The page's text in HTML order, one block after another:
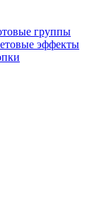
группы
эффекты